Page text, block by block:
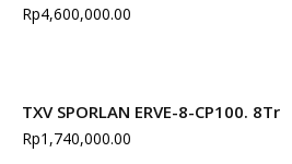
Rp4,600,000.00
TXV SPORLAN ERVE-8-CP100. 8Tr
Rp1,740,000.00